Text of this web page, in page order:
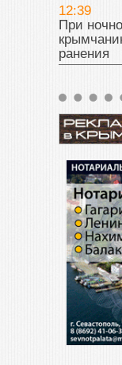
12:39
При
ранения